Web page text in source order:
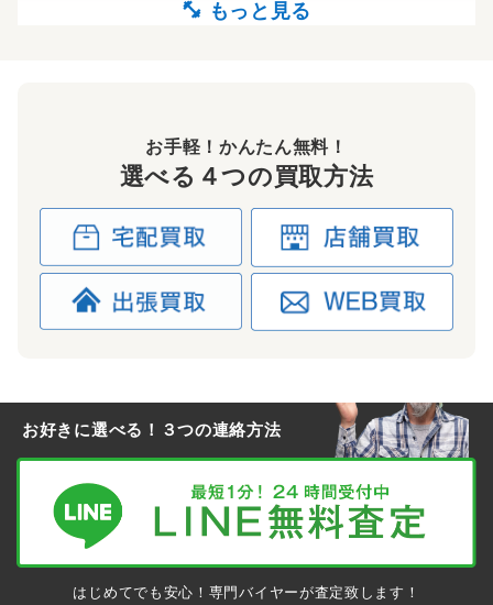
お手軽！かんたん無料！
選べる４つの買取方法
お好きに選べる！３つの連絡方法
はじめてでも安心！専門バイヤーが査定致します！